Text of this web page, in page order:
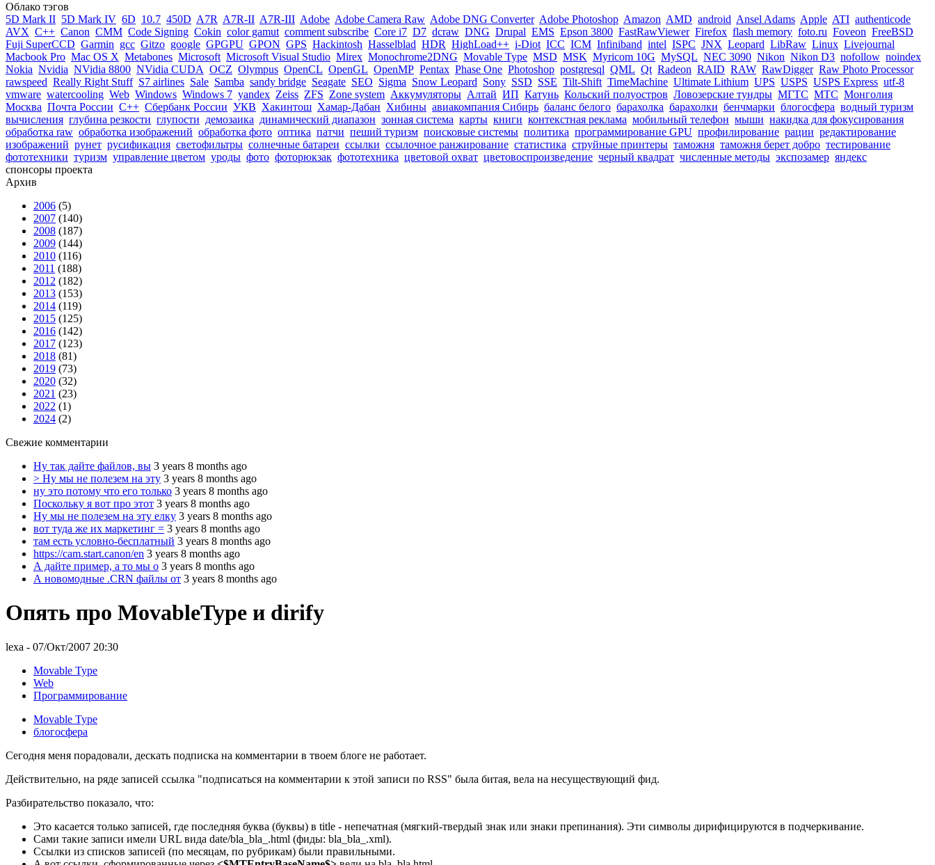
Облако тэгов
5D Mark II 5D Mark IV 6D 10.7 450D A7R A7R-II A7R-III Adobe Adobe Camera Raw Adobe DNG Converter Adobe Photoshop Amazon AMD android Ansel Adams Apple ATI authenticode
AVX C++ Canon CMM Code Signing Cokin color gamut comment subscribe Core i7 D7 dcraw DNG Drupal EMS Epson 3800 FastRawViewer Firefox flash memory foto.ru Foveon FreeBSD
Fuji SuperCCD Garmin gcc Gitzo google GPGPU GPON GPS Hackintosh Hasselblad HDR HighLoad++ i-Diot ICC ICM Infiniband intel ISPC JNX Leopard LibRaw Linux Livejournal
Macbook Pro Mac OS X Metabones Microsoft Microsoft Visual Studio Mirex Monochrome2DNG Movable Type MSD MSK Myricom 10G MySQL NEC 3090 Nikon Nikon D3 nofollow noindex
Nokia Nvidia NVidia 8800 NVidia CUDA OCZ Olympus OpenCL OpenGL OpenMP Pentax Phase One Photoshop postgresql QML Qt Radeon RAID RAW RawDigger Raw Photo Processor
rawspeed Really Right Stuff S7 airlines Sale Samba sandy bridge Seagate SEO Sigma Snow Leopard Sony SSD SSE Tilt-Shift TimeMachine Ultimate Lithium UPS USPS USPS Express utf-8
vmware watercooling Web Windows Windows 7 yandex Zeiss ZFS Zone system Аккумуляторы Алтай ИП Катунь Кольский полуостров Ловозерские тундры МГТС МТС Монголия
Москва Почта России С++ Сбербанк России УКВ Хакинтош Хамар-Дабан Хибины авиакомпания Сибирь баланс белого барахолка барахолки бенчмарки блогосфера водный туризм
вычисления глубина резкости глупости демозаика динамический диапазон зонная система карты книги контекстная реклама мобильный телефон мыши накидка для фокусирования
обработка raw обработка изображений обработка фото оптика патчи пеший туризм поисковые системы политика программирование GPU профилирование рации редактирование
изображений рунет русификация светофильтры солнечные батареи ссылки ссылочное ранжирование статистика струйные принтеры таможня таможня берет добро тестирование
фототехники туризм управление цветом уроды фото фоторюкзак фототехника цветовой охват цветовоспроизведение черный квадрат численные методы экспозамер яндекс
спонсоры проекта
Архив
2006 (5)
2007 (140)
2008 (187)
2009 (144)
2010 (116)
2011 (188)
2012 (182)
2013 (153)
2014 (119)
2015 (125)
2016 (142)
2017 (123)
2018 (81)
2019 (73)
2020 (32)
2021 (23)
2022 (1)
2024 (2)
Свежие комментарии
Ну так дайте файлов, вы 3 years 8 months ago
> Ну мы не полезем на эту 3 years 8 months ago
ну это потому что его только 3 years 8 months ago
Поскольку я вот про этот 3 years 8 months ago
Ну мы не полезем на эту елку 3 years 8 months ago
вот туда же их маркетинг = 3 years 8 months ago
там есть условно-бесплатный 3 years 8 months ago
https://cam.start.canon/en 3 years 8 months ago
А дайте пример, а то мы о 3 years 8 months ago
А новомодные .CRN файлы от 3 years 8 months ago
Опять про MovableType и dirify
lexa - 07/Окт/2007 20:30
Movable Type
Web
Программирование
Movable Type
блогосфера
Сегодня меня порадовали, дескать подписка на комментарии в твоем блоге не работает.
Действительно, на ряде записей ссылка "подписаться на комментарии к этой записи по RSS" была битая, вела на несуществующий фид.
Разбирательство показало, что:
Это касается только записей, где последняя буква (буквы) в title - непечатная (мягкий-твердый знак или знаки препинания). Эти символы дирифицируются в подчеркивание.
Сами такие записи имели URL вида date/bla_bla_.html (фиды: bla_bla_.xml).
Ссылки из списков записей (по месяцам, по рубрикам) были правильными.